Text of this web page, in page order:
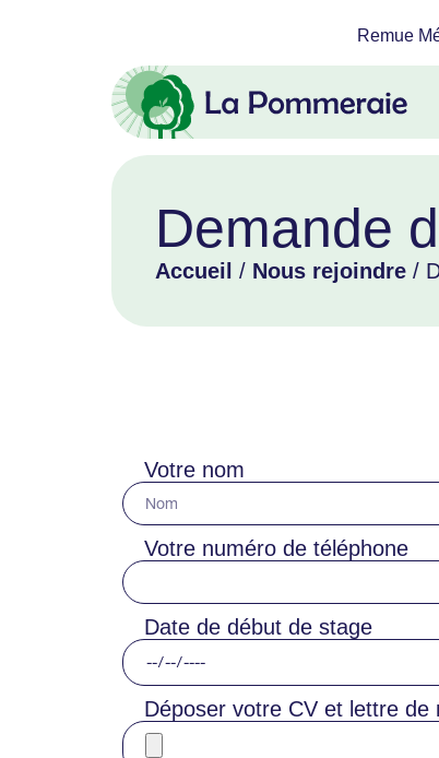
Remue
Demande
Accueil / Nous rejoindre /
Votre nom
Votre numéro de téléphone
Date de début de stage
Déposer votre CV et lettre de